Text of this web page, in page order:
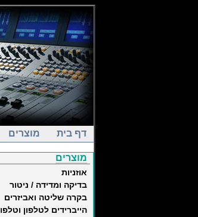
דף בית מוצרים
מוצרים
אוזניות
בדיקה ומדידה / ניטור
בקרה שליטה ואביזרים
הייברידים לטלפון